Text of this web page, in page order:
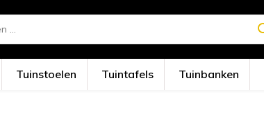
Tuinstoelen Tuintafels Tuinbanken